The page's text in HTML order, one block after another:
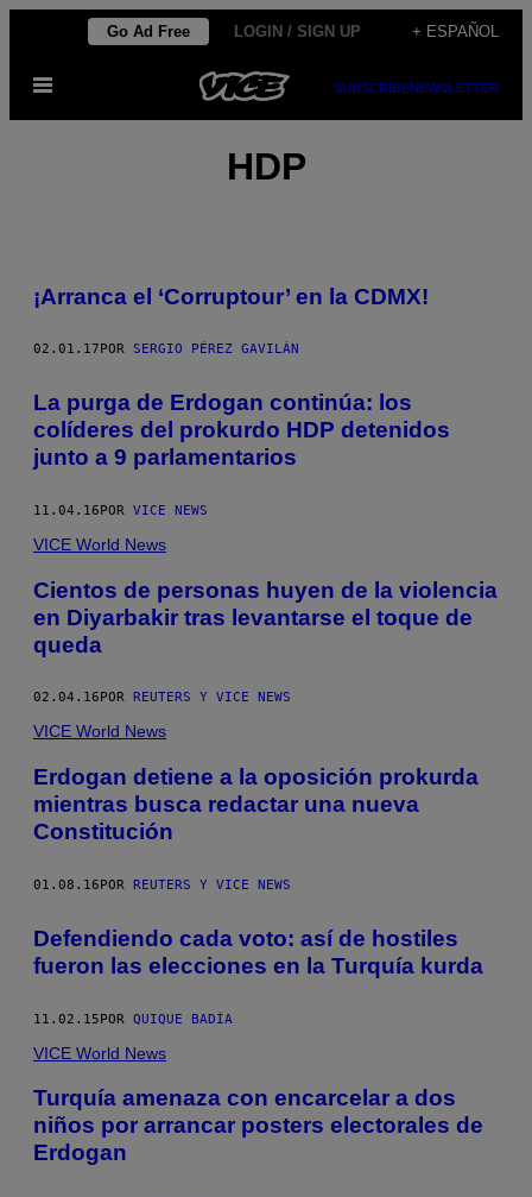
contenido
Go Ad Free LOGIN / SIGN UP + ESPAÑOL
Abrir
SUBSCRIBENEWSLETTER
HDP
¡Arranca el ‘Corruptour’ en la CDMX!
02.01.17 POR SERGIO PÉREZ GAVILÁN
La purga de Erdogan continúa: los
colíderes del prokurdo HDP detenidos
junto a 9 parlamentarios
11.04.16POR VICE NEWS
VICE World News
Cientos de personas huyen de la violencia
en Diyarbakir tras levantarse el toque de
queda
02.04.16 POR REUTERS Y VICE NEWS
VICE World News
Erdogan detiene a la oposición prokurda
mientras busca redactar una nueva
Constitución
01.08.16POR REUTERS Y VICE NEWS
Defendiendo cada voto: así de hostiles
fueron las elecciones en la Turquía kurda
11.02.15POR QUIQUE BADÍA
VICE World News
Turquía amenaza con encarcelar a dos
niños por arrancar posters electorales de
Erdogan